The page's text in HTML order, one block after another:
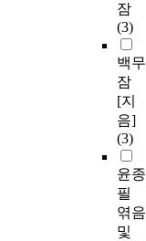
잠
(3)
백무
잠
[지
음]
(3)
윤종
필
엮음
및